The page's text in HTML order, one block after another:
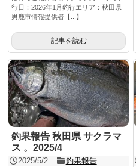
行日：2026年1月釣行エリア：秋田県
男鹿市情報提供者【...】
記事を読む
釣果報告 秋田県 サクラマ
ス 。2025/4
2025/5/2 釣果報告